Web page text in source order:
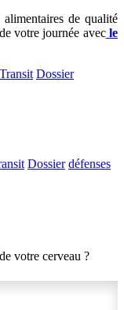
alimentaires de qualité
votre journée avecle
Dossier
Dossier défenses
votre cerveau ?